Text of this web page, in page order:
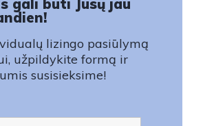
gali būti Jūsų jau
lizingo pasiūlymą
užpildykite formą ir
susisieksime!